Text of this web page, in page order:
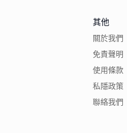
其他
關於我們
免責聲明
使用條款
私隱政策
聯絡我們